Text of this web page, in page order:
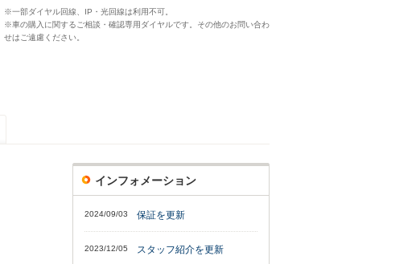
※一部ダイヤル回線、IP・光回線は利用不可。
※車の購入に関するご相談・確認専用ダイヤルです。その他のお問い合わ
せはご遠慮ください。
インフォメーション
2024/09/03 保証を更新
2023/12/05 スタッフ紹介を更新